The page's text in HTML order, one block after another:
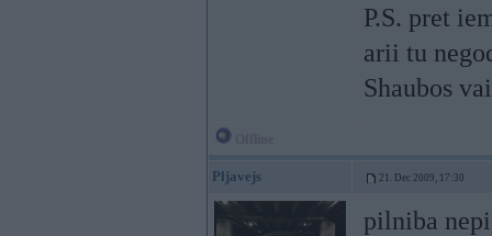
P.S. pret
arii tu
Shaubos
Pljavejs 21. Dec 2009, 17:30
pilniba